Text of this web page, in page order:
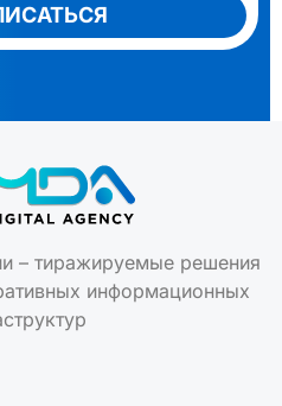
– тиражируемые решения
информационных